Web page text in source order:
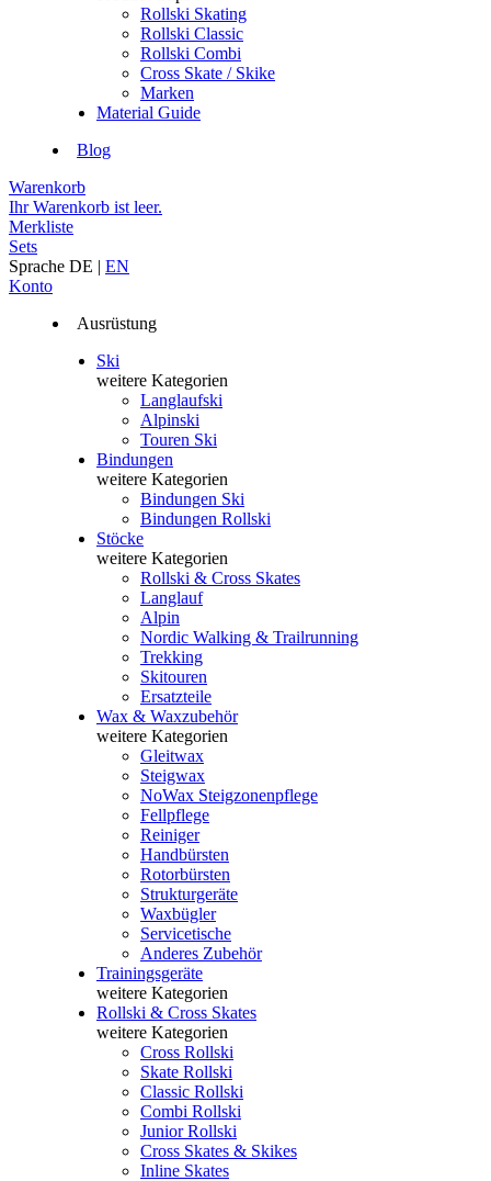
Rollski Skating
Rollski Classic
Rollski Combi
Cross Skate / Skike
Marken
Material Guide
Blog
Warenkorb
Ihr Warenkorb ist leer.
Merkliste
Sets
Sprache DE | EN
Konto
Ausrüstung
Ski
weitere Kategorien
Langlaufski
Alpinski
Touren Ski
Bindungen
weitere Kategorien
Bindungen Ski
Bindungen Rollski
Stöcke
weitere Kategorien
Rollski & Cross Skates
Langlauf
Alpin
Nordic Walking & Trailrunning
Trekking
Skitouren
Ersatzteile
Wax & Waxzubehör
weitere Kategorien
Gleitwax
Steigwax
NoWax Steigzonenpflege
Fellpflege
Reiniger
Handbürsten
Rotorbürsten
Strukturgeräte
Waxbügler
Servicetische
Anderes Zubehör
Trainingsgeräte
weitere Kategorien
Rollski & Cross Skates
weitere Kategorien
Cross Rollski
Skate Rollski
Classic Rollski
Combi Rollski
Junior Rollski
Cross Skates & Skikes
Inline Skates